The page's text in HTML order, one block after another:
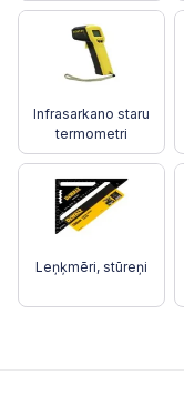
Infrasarkano staru
termometri
Leņķmēri, stūreņi